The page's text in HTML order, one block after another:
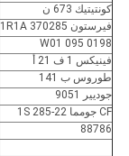
كونتيتيك 673 ن
فيرستون 1R1A 370285
W01 095 0198
فينيكس 1 ف 21 أ
طوروس ب 141
جوديير 9051
CF جومما 1S 285-22
88786